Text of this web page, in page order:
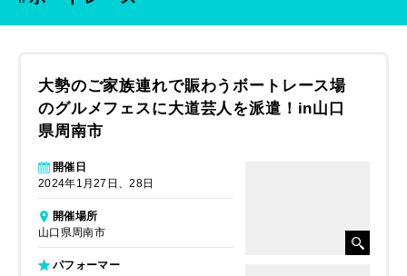
大勢のご家族連れで賑わうボートレース場
のグルメフェスに大道芸人を派遣！in山口
県周南市
開催日
2024年1月27日、28日
開催場所
山口県周南市
パフォーマー